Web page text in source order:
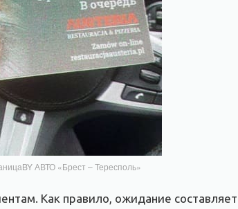
АВТО «Брест – Тересполь»
Как правило, ожидание